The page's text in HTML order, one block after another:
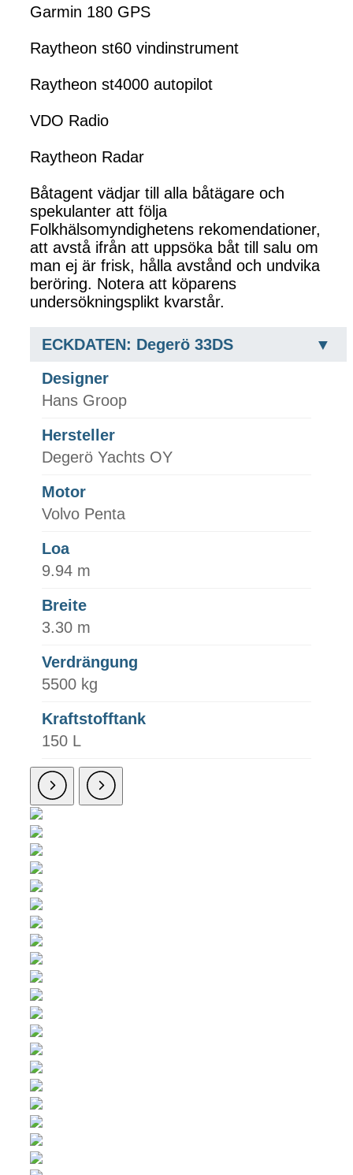
Garmin 180 GPS
Raytheon st60 vindinstrument
Raytheon st4000 autopilot
VDO Radio
Raytheon Radar
Båtagent vädjar till alla båtägare och
spekulanter att följa
Folkhälsomyndighetens rekomendationer,
att avstå ifrån att uppsöka båt till salu om
man ej är frisk, hålla avstånd och undvika
beröring. Notera att köparens
undersökningsplikt kvarstår.
ECKDATEN: Degerö 33DS
Designer
Hans Groop
Hersteller
Degerö Yachts OY
Motor
Volvo Penta
Loa
9.94 m
Breite
3.30 m
Verdrängung
5500 kg
Kraftstofftank
150 L